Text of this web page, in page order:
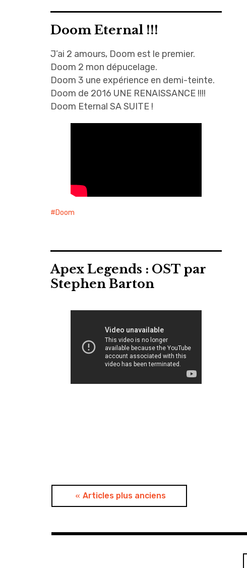
Doom Eternal !!!
J’ai 2 amours, Doom est le premier.
Doom 2 mon dépucelage.
Doom 3 une expérience en demi-teinte.
Doom de 2016 UNE RENAISSANCE !!!!
Doom Eternal SA SUITE !
Doom
Apex Legends : OST par
Stephen Barton
Navigation
articles
Articles plus anciens